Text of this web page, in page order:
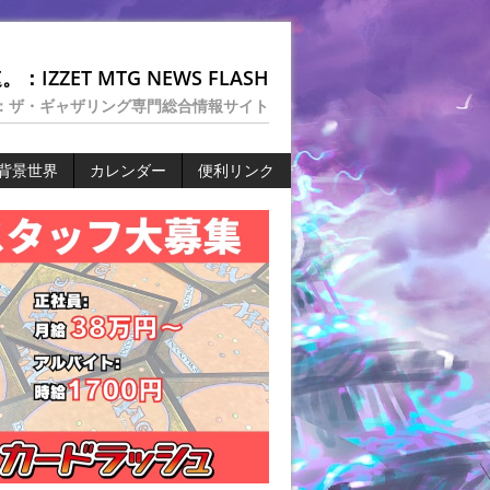
：IZZET MTG NEWS FLASH
ザ・ギャザリング専門総合情報サイト
景世界 カレンダー 便利リンク